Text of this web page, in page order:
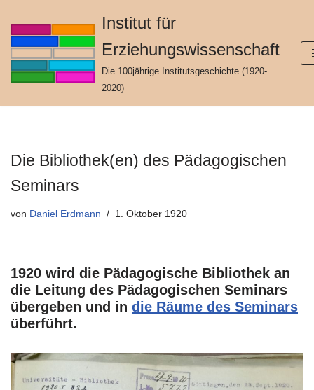
Zum
springen
Institut für
Erziehungswissenschaft
Die 100jährige Institutsgeschichte (1920-
2020)
Die Bibliothek(en) des Pädagogischen
Seminars
von Daniel Erdmann 1. Oktober 1920
1920 wird die Pädagogische Bibliothek an
die Leitung des Pädagogischen Seminars
übergeben und in die Räume des Seminars
überführt.